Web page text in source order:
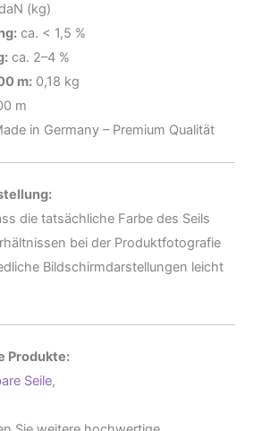
(kg)
ca. < 1,5 %
ca. 2–4 %
m:0,18 kg
m
in Germany – Premium Qualität
die tatsächliche Farbe des Seils
bei der Produktfotografie
Bildschirmdarstellungen leicht
Produkte:
Seile,